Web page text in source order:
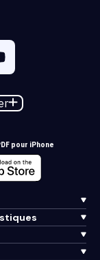
pour iPhone